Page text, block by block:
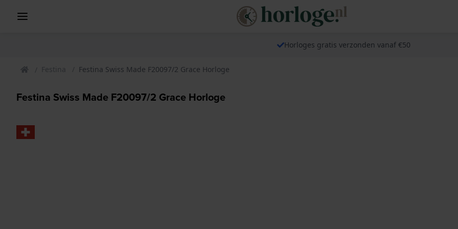
Horloges gratis verzonden vanaf €50
Festina Festina Swiss Made F20097/2 Grace Horloge
Festina Swiss Made F20097/2 Grace Horloge